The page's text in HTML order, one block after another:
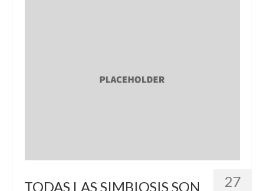
27
TODAS LAS SIMBIOSIS SON